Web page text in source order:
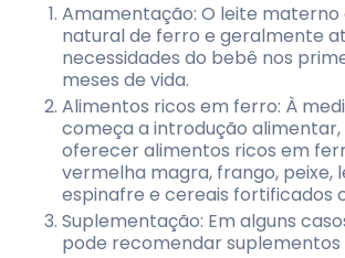
Amamentação: O leite materno
natural de ferro e geralmente
necessidades do bebê nos
meses de vida.
Alimentos ricos em ferro: À
começa a introdução
oferecer alimentos ricos em
vermelha magra, frango, peixe,
espinafre e cereais fortificados
Suplementação: Em alguns
pode recomendar